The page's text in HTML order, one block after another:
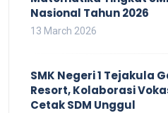
Nasional Tahun 2026
13 March 2026
SMK Negeri 1 Tejakula
Resort, Kolaborasi
Cetak SDM Unggul